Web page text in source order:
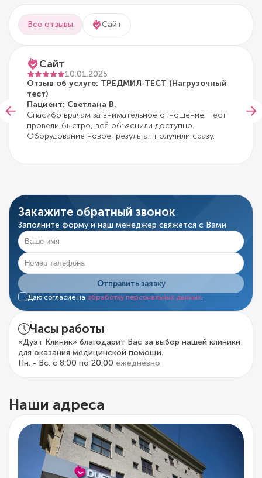
Все отзывы Сайт
Сайт
10.01.2025
Отзыв об услуге: ТРЕДМИЛ-ТЕСТ (Нагрузочный
тест)
Пациент: Светлана В.
Спасибо врачам за внимательное отношение! Тест
провели быстро, всё объяснили доступно.
Оборудование новое, результат получили сразу.
Закажите обратный звонок
Заполните форму и наш менеджер свяжется с Вами
Отправить заявку
Даю согласие на обработку персональных данных
Часы работы
«Дуэт Клиник» благодарит Вас за выбор нашей клиники
для оказания медицинской помощи.
Пн. - Вс. с 8.00 по 20.00 ежедневно
Наши адреса